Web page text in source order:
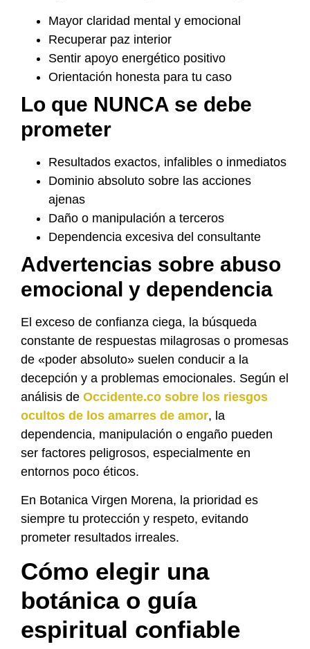
Mayor claridad mental y emocional
Recuperar paz interior
Sentir apoyo energético positivo
Orientación honesta para tu caso
Lo que NUNCA se debe
prometer
Resultados exactos, infalibles o inmediatos
Dominio absoluto sobre las acciones
ajenas
Daño o manipulación a terceros
Dependencia excesiva del consultante
Advertencias sobre abuso
emocional y dependencia
El exceso de confianza ciega, la búsqueda
constante de respuestas milagrosas o promesas
de «poder absoluto» suelen conducir a la
decepción y a problemas emocionales. Según el
análisis de Occidente.co sobre los riesgos
ocultos de los amarres de amor, la
dependencia, manipulación o engaño pueden
ser factores peligrosos, especialmente en
entornos poco éticos.
En Botanica Virgen Morena, la prioridad es
siempre tu protección y respeto, evitando
prometer resultados irreales.
Cómo elegir una
botánica o guía
espiritual confiable